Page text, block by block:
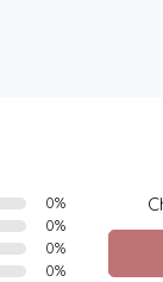
0%
0%
0%
0%